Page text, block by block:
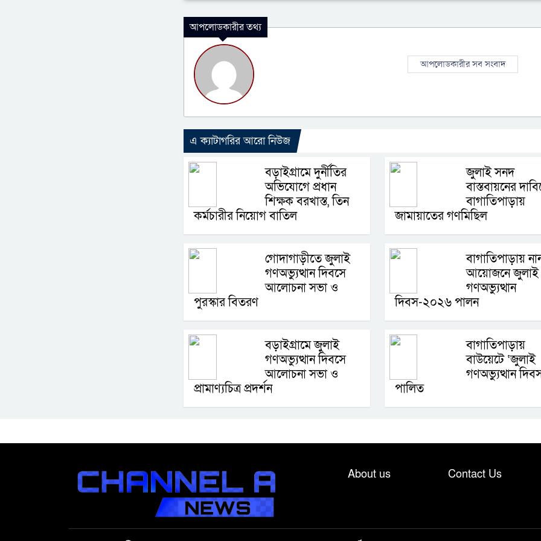
আপলোডকারীর তথ্য
আপলোডকারীর সব সংবাদ
এ ক্যাটাগরির আরো নিউজ
বড়াইগ্রামে দুর্নীতির
অভিযোগে প্রধান
শিক্ষক বরখাস্ত, তিন
কর্মচারীর নিয়োগ বাতিল
জুলাই সনদ
বাস্তবায়নের
বাগাতিপাড়ায়
জামায়াতের গণমিছিল
গোদাগাড়ীতে জুলাই
গণঅভ্যুত্থান দিবসে
আলোচনা সভা ও
পুরস্কার বিতরণ
বাগাতিপাড়ায়
আয়োজনে জুলাই
গণঅভ্যুত্থান
দিবস-২০২৬ পালন
বড়াইগ্রামে জুলাই
গণঅভ্যুত্থান দিবসে
আলোচনা সভা ও
প্রামাণ্যচিত্র প্রদর্শন
বাগাতিপাড়ায়
বাউয়েটে ‘জুলাই
গণঅভ্যুত্থান
পালিত
About us Contact Us